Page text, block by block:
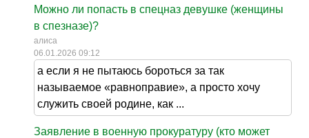
Можно ли попасть в спецназ девушке (женщины
в спезназе)?
алиса
06.01.2026 09:12
а если я не пытаюсь бороться за так
называемое «равноправие», а просто хочу
служить своей родине, как ...
Заявление в военную прокуратуру (кто может